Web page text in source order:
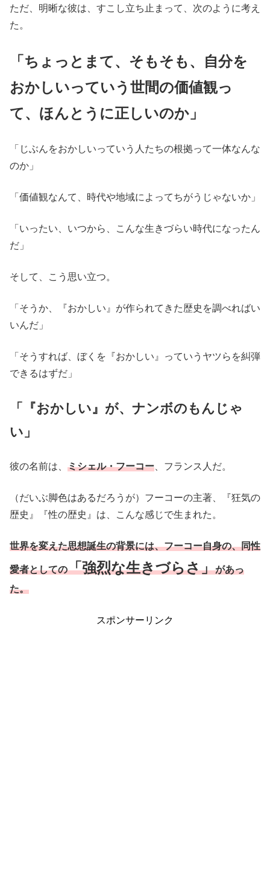
ただ、明晰な彼は、すこし立ち止まって、次のように考え
た。
「ちょっとまて、そもそも、自分を
おかしいっていう世間の価値観っ
て、ほんとうに正しいのか」
「じぶんをおかしいっていう人たちの根拠って一体なんな
のか」
「価値観なんて、時代や地域によってちがうじゃないか」
「いったい、いつから、こんな生きづらい時代になったん
だ」
そして、こう思い立つ。
「そうか、『おかしい』が作られてきた歴史を調べればい
いんだ」
「そうすれば、ぼくを『おかしい』っていうヤツらを糾弾
できるはずだ」
「『おかしい』が、ナンボのもんじゃ
い」
彼の名前は、 ミシェル・フーコー 、フランス人だ。
（だいぶ脚色はあるだろうが）フーコーの主著、『狂気の
歴史』『性の歴史』は、こんな感じで生まれた。
世界を変えた思想誕生の背景には、フーコー自身の、同性
愛者としての「強烈な生きづらさ」があっ
た。
スポンサーリンク